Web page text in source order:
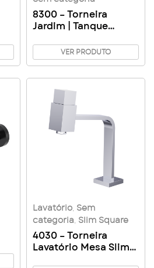
8300 – Torneira
Jardim | Tanque
Metal SlimVER PRODUTO
Lavatório, Sem
categoria, Slim Square
4030 – Torneira
Lavatório Mesa Slim